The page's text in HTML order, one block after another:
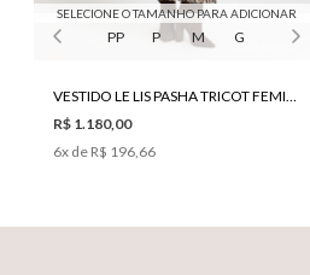
SELECIONE O TAMANHO PARA ADICIONAR
PP P M G
VESTIDO LE LIS PASHA TRICOT FEMININO
R$ 1.180,00
6x de R$ 196,66